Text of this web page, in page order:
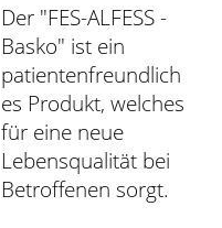
Der "FES-ALFESS -
Basko" ist ein
patientenfreundlich
es Produkt, welches
für eine neue
Lebensqualität bei
Betroffenen sorgt.